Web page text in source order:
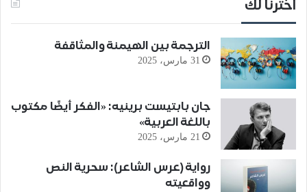
اخترنا لك
الترجمة بين الهيمنة والمثاقفة
31 مارس، 2025
جان بابتيست برينيه: «الفكر أيضًا مكتوب
باللغة العربية»
21 مارس، 2025
رواية (عرس الشاعر): سحرية النص
وواقعيته